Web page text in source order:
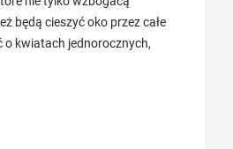
będą cieszyć oko przez całe
o kwiatach jednorocznych,